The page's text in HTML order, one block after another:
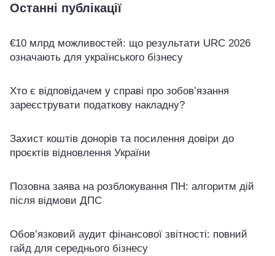
Останні публікації
€10 млрд можливостей: що результати URC 2026
означають для українського бізнесу
Хто є відповідачем у справі про зобов’язання
зареєструвати податкову накладну?
Захист коштів донорів та посилення довіри до
проєктів відновлення України
Позовна заява на розблокування ПН: алгоритм дій
після відмови ДПС
Обов’язковий аудит фінансової звітності: повний
гайд для середнього бізнесу